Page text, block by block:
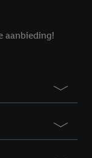
aanbieding!